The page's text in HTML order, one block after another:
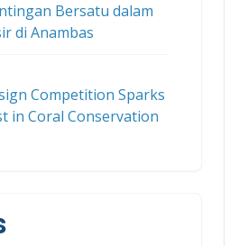
Bersatu dalam
di Anambas
Competition Sparks
in Coral Conservation